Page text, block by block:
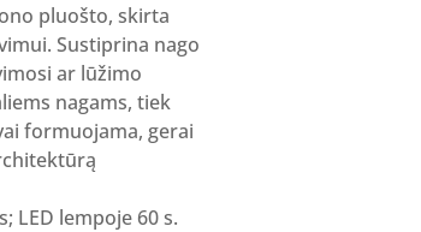
pluošto, skirta
Sustiprina nago
ar lūžimo
nagams, tiek
formuojama, gerai
LED lempoje 60 s.